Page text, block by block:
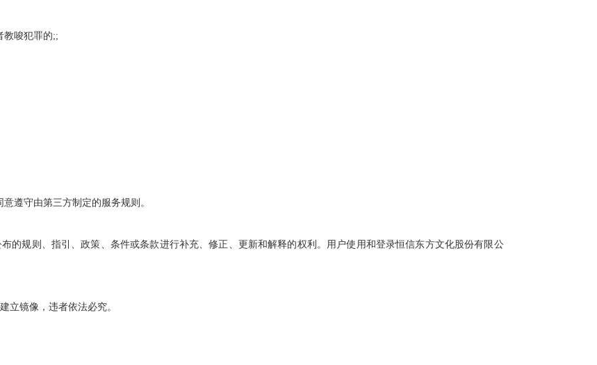
唆犯罪的;;
遵守由第三方制定的服务规则。
规则、指引、政策、条件或条款进行补充、修正、更新和解释的权利。用户使用和登录恒信东方文化股份有限公
镜像，违者依法必究。